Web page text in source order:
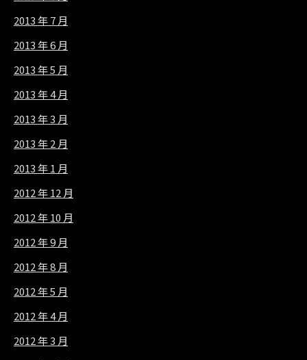
2013 年 7 月
2013 年 6 月
2013 年 5 月
2013 年 4 月
2013 年 3 月
2013 年 2 月
2013 年 1 月
2012 年 12 月
2012 年 10 月
2012 年 9 月
2012 年 8 月
2012 年 5 月
2012 年 4 月
2012 年 3 月